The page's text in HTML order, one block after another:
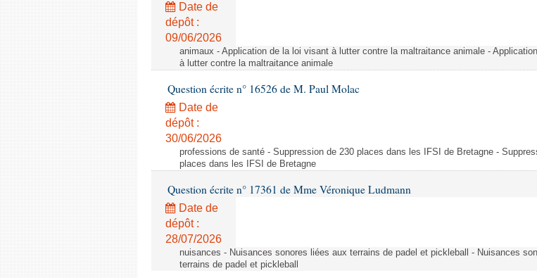
Date de
dépôt :
09/06/2026
animaux - Application de la loi visant à lutter contre la maltraitance animale -
à lutter contre la maltraitance animale
Question écrite n° 16526 de M. Paul Molac
Date de
dépôt :
30/06/2026
professions de santé - Suppression de 230 places dans les IFSI de Bretagne -
places dans les IFSI de Bretagne
Question écrite n° 17361 de Mme Véronique Ludmann
Date de
dépôt :
28/07/2026
nuisances - Nuisances sonores liées aux terrains de padel et pickleball - Nuisances
terrains de padel et pickleball